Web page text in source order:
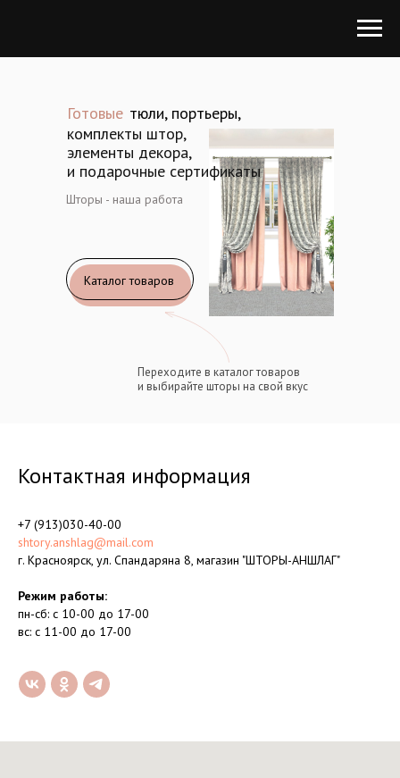
Каталог товаров
Шторы - наша работа
Переходите в каталог товаров
и выбирайте шторы на свой вкус
Готовые
комплекты штор,
элементы декора,
и подарочные сертификаты
тюли, портьеры,
Контактная информация
+7 (913)030-40-00
shtory.anshlag@mail.com
г. Красноярск, ул. Спандаряна 8, магазин "ШТОРЫ-АНШЛАГ"
Режим работы:
пн-сб: с 10-00 до 17-00
вс: с 11-00 до 17-00